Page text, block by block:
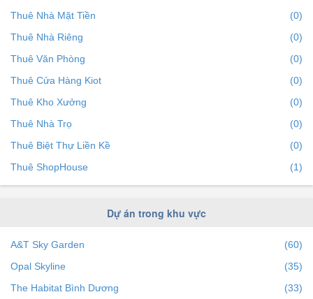
Thuê Nhà Mặt Tiền
(0)
Thuê Nhà Riêng
(0)
Thuê Văn Phòng
(0)
Thuê Cửa Hàng Kiot
(0)
Thuê Kho Xưởng
(0)
Thuê Nhà Trọ
(0)
Thuê Biệt Thự Liền Kề
(0)
Thuê ShopHouse
(1)
Dự án trong khu vực
A&T Sky Garden
(60)
Opal Skyline
(35)
The Habitat Bình Dương
(33)